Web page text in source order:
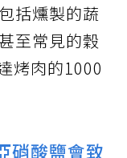
括燻製的蔬
至常見的穀
烤肉的1000
硝酸鹽會致